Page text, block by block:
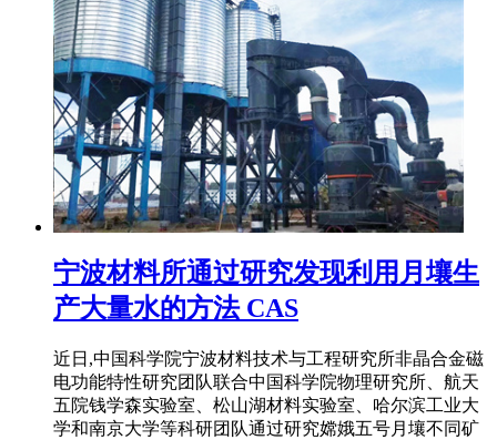
宁波材料所通过研究发现利用月壤生
产大量水的方法 CAS
近日,中国科学院宁波材料技术与工程研究所非晶合金磁
电功能特性研究团队联合中国科学院物理研究所、航天
五院钱学森实验室、松山湖材料实验室、哈尔滨工业大
学和南京大学等科研团队通过研究嫦娥五号月壤不同矿